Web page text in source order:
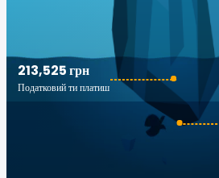
213,525 грн
Податковий ти платиш